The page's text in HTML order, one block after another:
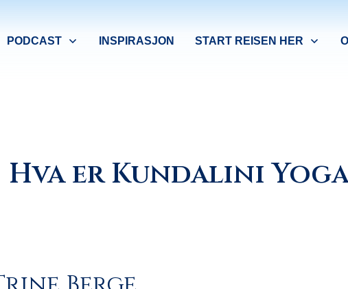
PODCAST INSPIRASJON START REISEN HER
Hva er Kundalini